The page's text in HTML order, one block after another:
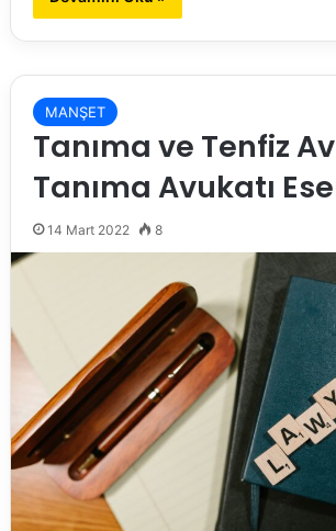
MANŞET
Tanıma ve Tenfiz
Tanıma Avukatı
14 Mart 2022 8